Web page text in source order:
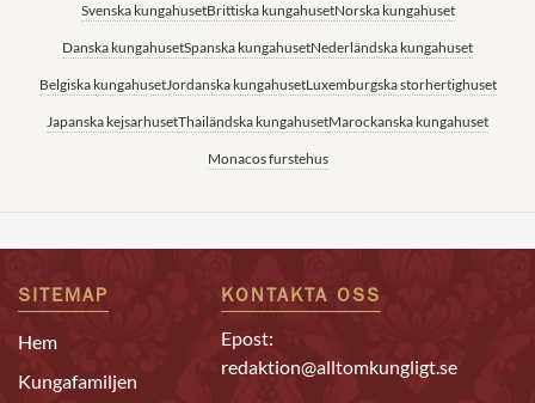
Svenska kungahusetBrittiska kungahusetNorska kungahuset
Danska kungahusetSpanska kungahusetNederländska kungahuset
Belgiska kungahusetJordanska kungahusetLuxemburgska storhertighuset
Japanska kejsarhusetThailändska kungahusetMarockanska kungahuset
Monacos furstehus
SITEMAP
Hem
Kungafamiljen
KONTAKTA OSS
Epost:
redaktion@alltomkungligt.se